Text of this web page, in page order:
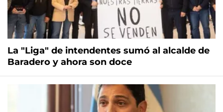
La "Liga" de intendentes sumó al alcalde de
Baradero y ahora son doce